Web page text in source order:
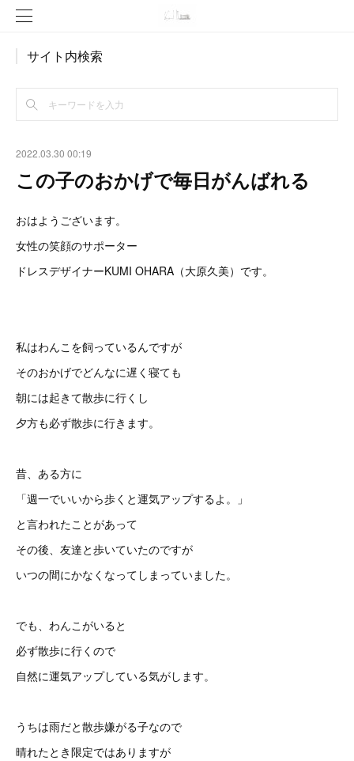
サイト内検索
2022.03.30 00:19
この子のおかげで毎日がんばれる
おはようございます。
女性の笑顔のサポーター
ドレスデザイナーKUMI OHARA（大原久美）です。
私はわんこを飼っているんですが
そのおかげでどんなに遅く寝ても
朝には起きて散歩に行くし
夕方も必ず散歩に行きます。
昔、ある方に
「週一でいいから歩くと運気アップするよ。」
と言われたことがあって
その後、友達と歩いていたのですが
いつの間にかなくなってしまっていました。
でも、わんこがいると
必ず散歩に行くので
自然に運気アップしている気がします。
うちは雨だと散歩嫌がる子なので
晴れたとき限定ではありますが